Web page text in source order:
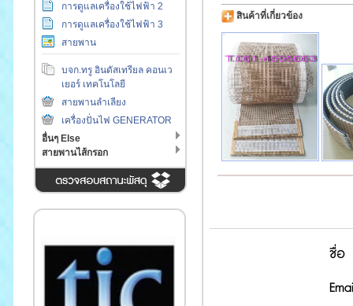
การดูแลเครื่องใช้ไฟฟ้า 2
การดูแลเครื่องใช้ไฟฟ้า 3
สายพาน
บจก.ทรู อินดัสเทรียล คอนเว
เยอร์ เทคโนโลยี
สายพานลำเลียง
เครื่องปั่นไฟ GENERATOR
อื่นๆ Else
สายพานไส้กรอก
สินค้าที่เกี่ยวข้อง
ชื่อ